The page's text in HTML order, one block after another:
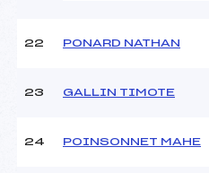
22 PONARD NATHAN
23 GALLIN TIMOTE
24 POINSONNET MAHE